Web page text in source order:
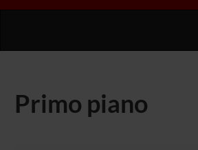
Primo piano